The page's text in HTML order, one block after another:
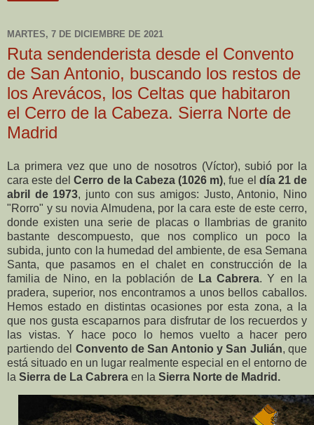
MARTES, 7 DE DICIEMBRE DE 2021
Ruta sendenderista desde el Convento
de San Antonio, buscando los restos de
los Arevácos, los Celtas que habitaron
el Cerro de la Cabeza. Sierra Norte de
Madrid
La primera vez que uno de nosotros (Víctor), subió por la
cara este delCerro de la Cabeza (1026 m), fue el día 21 de
abril de 1973, junto con sus amigos: Justo, Antonio, Nino
"Rorro" y su novia Almudena, por la cara este de este cerro,
donde existen una serie de placas o llambrias de granito
bastante descompuesto, que nos complico un poco la
subida, junto con la humedad del ambiente, de esa Semana
Santa, que pasamos en el chalet en construcción de la
familia de Nino, en la población de La Cabrera. Y en la
pradera, superior, nos encontramos a unos bellos caballos.
Hemos estado en distintas ocasiones por esta zona, a la
que nos gusta escaparnos para disfrutar de los recuerdos y
las vistas. Y hace poco lo hemos vuelto a hacer pero
partiendo del Convento de San Antonio y San Julián, que
está situado en un lugar realmente especial en el entorno de
la Sierra de La Cabrera en la Sierra Norte de Madrid.